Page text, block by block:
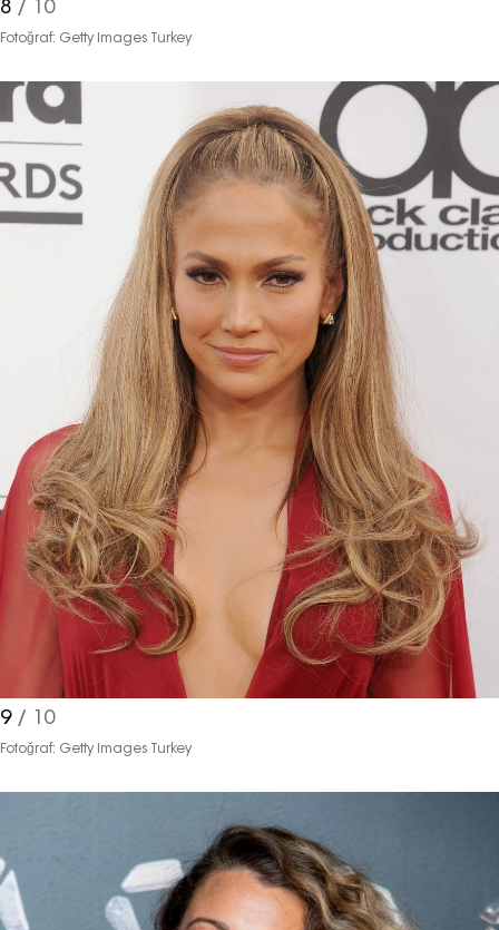
8 / 10
Fotoğraf: Getty Images Turkey
9/ 10
Fotoğraf: Getty Images Turkey